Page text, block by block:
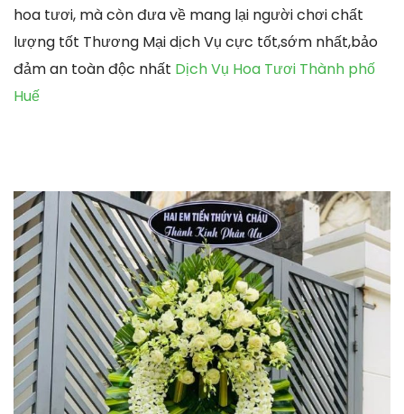
hoa tươi, mà còn đưa về mang lại người chơi chất
lượng tốt Thương Mại dịch Vụ cực tốt,sớm nhất,bảo
đảm an toàn độc nhất Dịch Vụ Hoa Tươi Thành phố
Huế